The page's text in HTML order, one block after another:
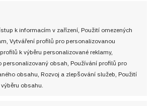
k informacím v zařízení, Použití omezených
Vytváření profilů pro personalizovanou
k výběru personalizované reklamy,
personalizovaný obsah, Používání profilů pro
obsahu, Rozvoj a zlepšování služeb, Použití
obsahu.